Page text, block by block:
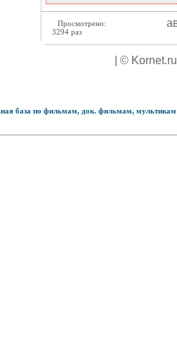
Просмотрено:
3294 раз
| ©
база по фильмам, док. фильмам,